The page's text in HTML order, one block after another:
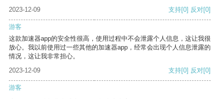
2023-12-09
支持[0] 反对[0]
游客
这款加速器app的安全性很高，使用过程中不会泄露个人信息，这让我很
放心。我以前使用过一些其他的加速器app，经常会出现个人信息泄露的
情况，这让我非常担心。
2023-12-09
支持[0] 反对[0]
游客